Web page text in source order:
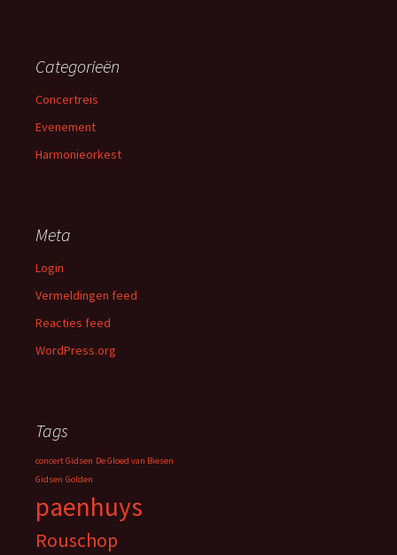
Categorieën
Concertreis
Evenement
Harmonieorkest
Meta
Login
Vermeldingen feed
Reacties feed
WordPress.org
Tags
concert Gidsen De Gloed van Biesen
Gidsen Golden
paenhuys
Rouschop